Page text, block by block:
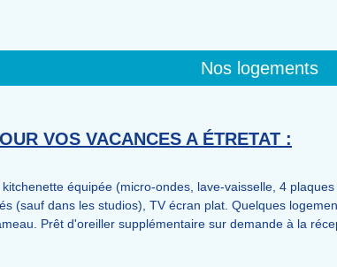
Nos logements
VOS VACANCES A ÉTRETAT :
équipée (micro-ondes, lave-vaisselle, 4
(sauf dans les studios), TV écran plat. Quelques
Prêt d'oreiller supplémentaire sur demande à la